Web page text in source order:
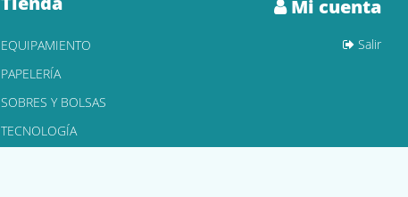
EQUIPAMIENTO
PAPELERÍA
SOBRES Y BOLSAS
TECNOLOGÍA
Mi cuenta
Salir